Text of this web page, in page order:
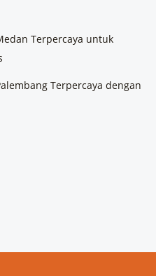
Terpercaya untuk
Terpercaya dengan